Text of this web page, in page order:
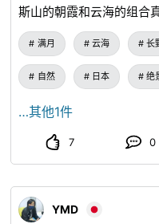
斯山的朝霞和云海的组合
满月 云海 长
自然 日本 绝
…其他1件
7 0
YMD